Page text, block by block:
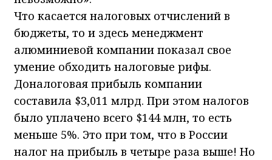
Что касается налоговых отчислений в
бюджеты, то и здесь менеджмент
алюминиевой компании показал свое
умение обходить налоговые рифы.
Доналоговая прибыль компании
составила $3,011 млрд. При этом налогов
было уплачено всего $144 млн, то есть
меньше 5%. Это при том, что в России
налог на прибыль в четыре раза выше! Но